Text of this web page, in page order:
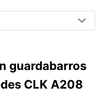
guardabarros
CLK A208